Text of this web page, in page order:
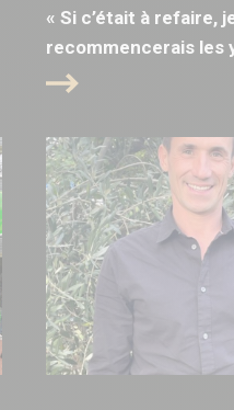
« Si c’était à refaire,
recommencerais les